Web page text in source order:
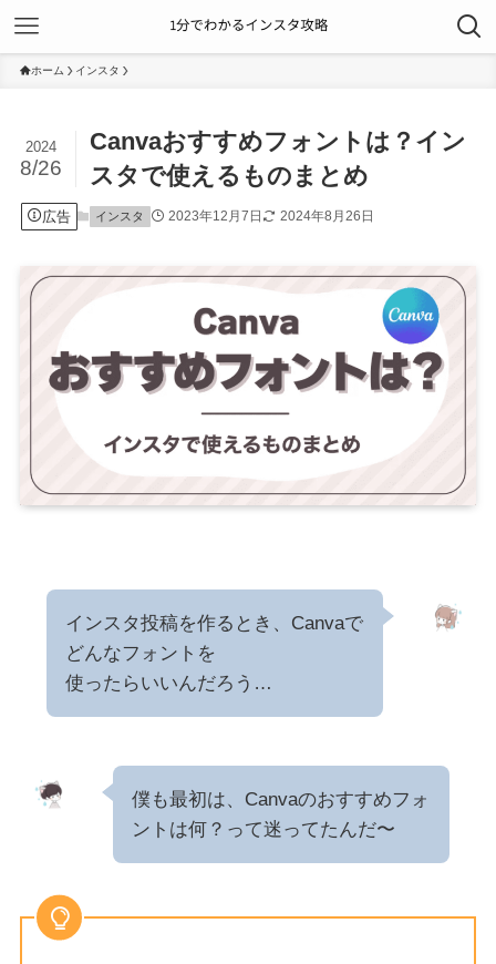
ホーム インスタ
Canvaおすすめフォントは？イン
スタで使えるものまとめ
2024
8/26
広告 インスタ 2023年12月7日 2024年8月26日
インスタ投稿を作るとき、Canvaで
どんなフォントを
使ったらいいんだろう…
僕も最初は、Canvaのおすすめフォ
ントは何？って迷ってたんだ〜